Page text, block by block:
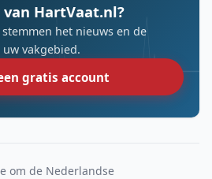
HartVaat.nl?
het nieuws en de
vakgebied.
gratis account
om de Nederlandse